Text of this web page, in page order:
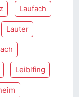
Laufach
Lauter
Leiblfing